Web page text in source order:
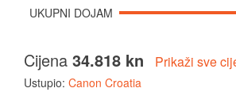
UKUPNI DOJAM
Cijena 34.818 kn Prikaži sve
Ustupio: Canon Croatia